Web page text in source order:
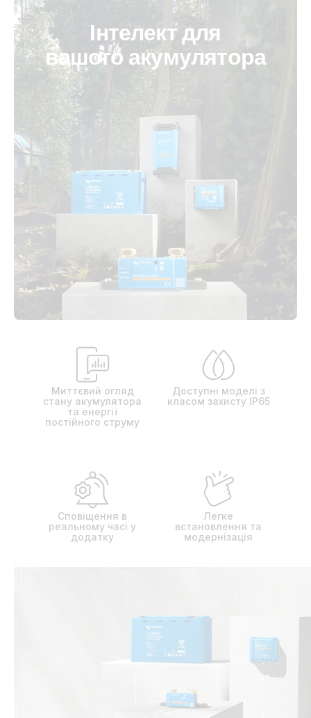
Інтелект для
вашого акумулятора
Миттєвий огляд
стану акумулятора
та енергії
постійного струму
Доступні моделі з
класом захисту IP65
Сповіщення в
реальному часі у
додатку
Легке
встановлення та
модернізація